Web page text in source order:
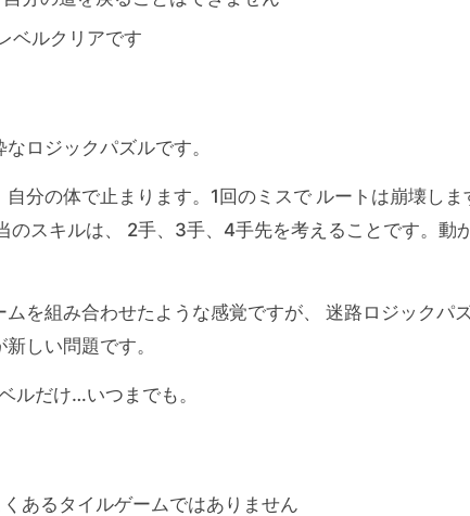
ベルクリアです
ロジックパズルです。
分の体で止まります。1回のミスで ルートは崩壊しま
スキルは、 2手、3手、4手先を考えることです。動
を組み合わせたような感覚ですが、 迷路ロジックパ
しい問題です。
ルだけ…いつまでも。
あるタイルゲームではありません